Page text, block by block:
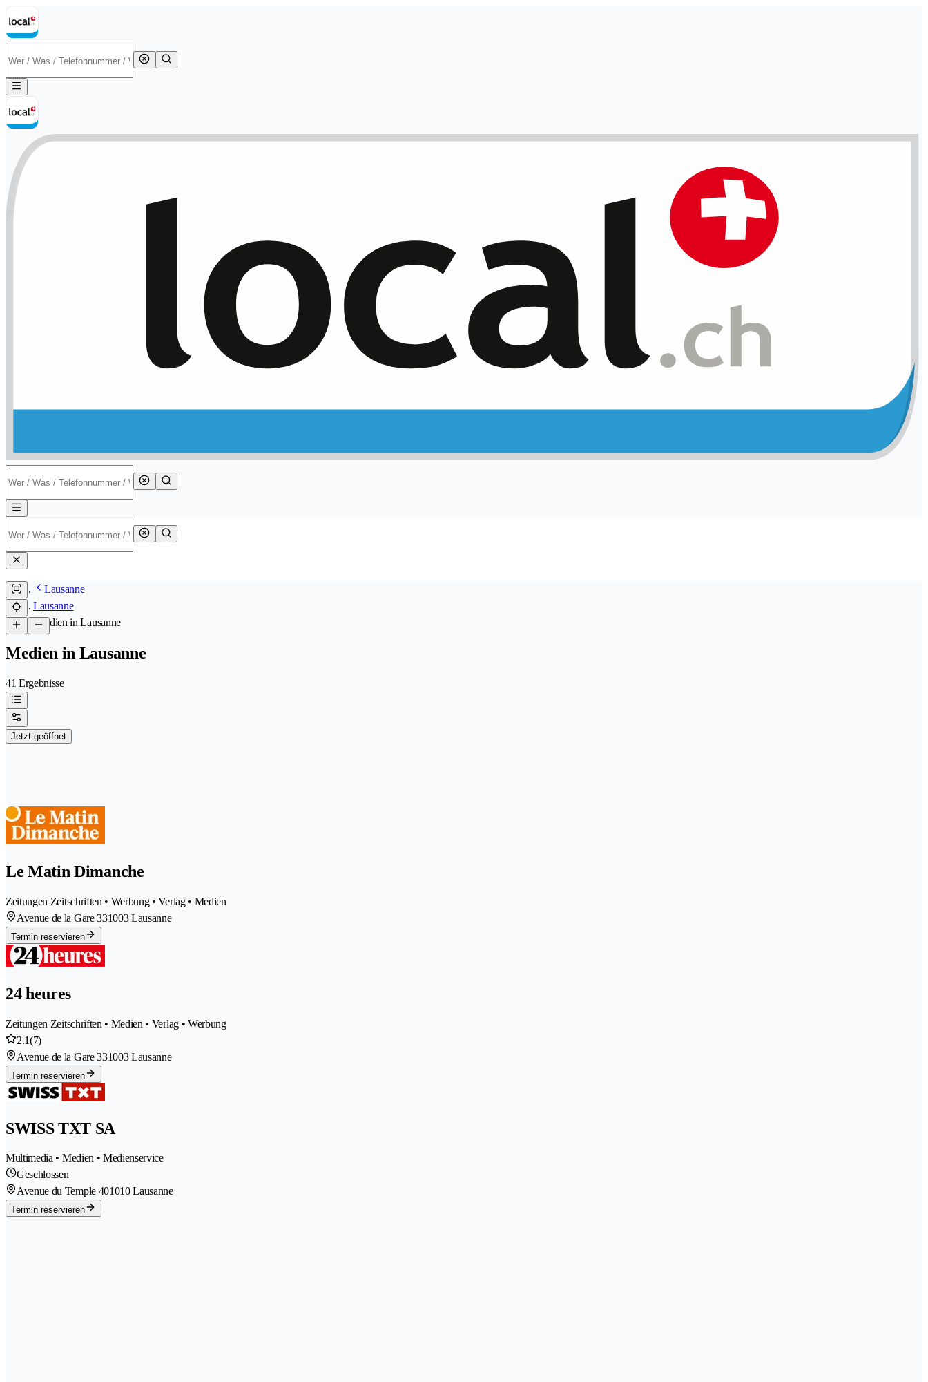
Lausanne
Lausanne
/Medien in Lausanne
Medien in Lausanne
41 Ergebnisse
Jetzt geöffnet
Le Matin Dimanche
Zeitungen Zeitschriften • Werbung • Verlag • Medien
Avenue de la Gare 331003 Lausanne
Termin reservieren
24 heures
Zeitungen Zeitschriften • Medien • Verlag • Werbung
2.1(7)
Avenue de la Gare 331003 Lausanne
Termin reservieren
SWISS TXT SA
Multimedia • Medien • Medienservice
Geschlossen
Avenue du Temple 401010 Lausanne
Termin reservieren